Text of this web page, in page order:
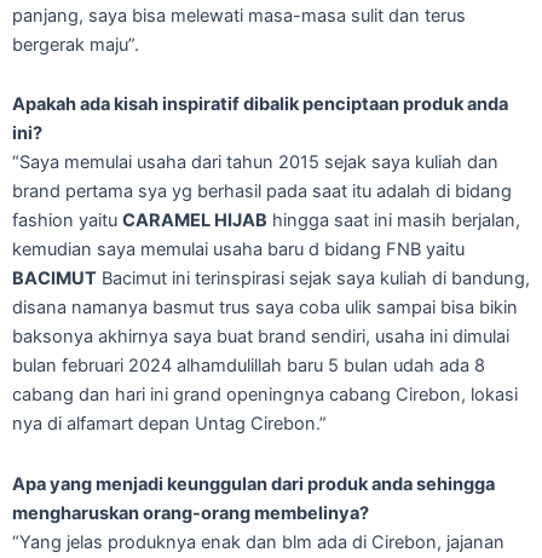
panjang, saya bisa melewati masa-masa sulit dan terus
bergerak maju”.
Apakah ada kisah inspiratif dibalik penciptaan produk anda
ini?
“Saya memulai usaha dari tahun 2015 sejak saya kuliah dan
brand pertama sya yg berhasil pada saat itu adalah di bidang
fashion yaitu CARAMEL HIJAB hingga saat ini masih berjalan,
kemudian saya memulai usaha baru d bidang FNB yaitu
BACIMUT Bacimut ini terinspirasi sejak saya kuliah di bandung,
disana namanya basmut trus saya coba ulik sampai bisa bikin
baksonya akhirnya saya buat brand sendiri, usaha ini dimulai
bulan februari 2024 alhamdulillah baru 5 bulan udah ada 8
cabang dan hari ini grand openingnya cabang Cirebon, lokasi
nya di alfamart depan Untag Cirebon.”
Apa yang menjadi keunggulan dari produk anda sehingga
mengharuskan orang-orang membelinya?
“Yang jelas produknya enak dan blm ada di Cirebon, jajanan